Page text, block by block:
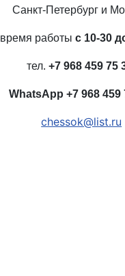
Санкт-Петербург и
время работыс 10-30
тел. +7 968 459 75
WhatsApp +7 968 459
chessok@list.ru